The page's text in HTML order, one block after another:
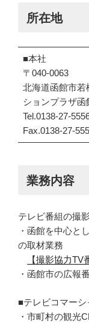
所在地
■本社
〒040-0063
北海道函館市若
ションプラザ函
Tel.0138-27-
Fax.0138-27-
業務内容
テレビ番組の撮
・函館を中心と
の取材業務
【撮影協力TV
・函館市の広報
■テレビコマー
・市町村の観光